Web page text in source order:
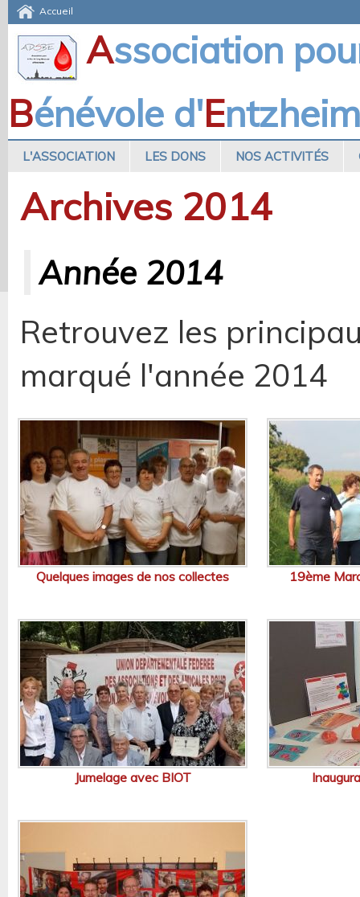
Accueil
Association
Bénévole d'Entzheim
L'ASSOCIATION LES DONS NOS ACTIVITÉS
Archives 2014
Année 2014
Retrouvez les
marqué l'année 2014
Quelques images de nos collectes 19ème
Jumelage avec BIOT